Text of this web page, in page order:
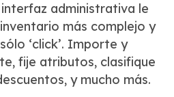
administrativa le
más complejo y
‘click’. Importe y
fije atributos, clasifique
y mucho más.